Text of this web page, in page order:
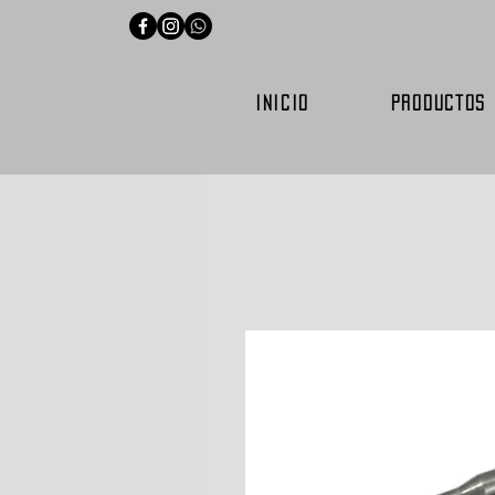
INICIO PRODUCTOS